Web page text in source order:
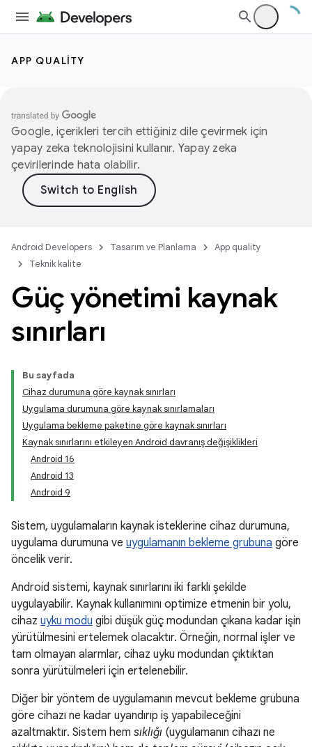
APP QUALITY
Google, içerikleri tercih ettiğiniz dile çevirmek için
yapay zeka teknolojisini kullanır. Yapay zeka
çevirilerinde hata olabilir.
Android Developers Tasarım ve Planlama
App quality
Teknik kalite
Güç yönetimi kaynak
sınırları
Bu sayfada
Cihaz durumuna göre kaynak sınırları
Uygulama durumuna göre kaynak sınırlamaları
Uygulama bekleme paketine göre kaynak sınırları
Kaynak sınırlarını etkileyen Android davranış değişiklikleri
Android 16
Android 13
Android 9
Sistem, uygulamaların kaynak isteklerine cihaz durumuna,
uygulama durumuna ve uygulamanın bekleme grubuna göre
öncelik verir.
Android sistemi, kaynak sınırlarını iki farklı şekilde
uygulayabilir. Kaynak kullanımını optimize etmenin bir yolu,
cihaz uyku modu gibi düşük güç modundan çıkana kadar işin
yürütülmesini ertelemek olacaktır. Örneğin, normal işler ve
tam olmayan alarmlar, cihaz uyku modundan çıktıktan
sonra yürütülmeleri için ertelenebilir.
Diğer bir yöntem de uygulamanın mevcut bekleme grubuna
göre cihazı ne kadar uyandırıp iş yapabileceğini
azaltmaktır. Sistem hem sıklığı (uygulamanın cihazı ne